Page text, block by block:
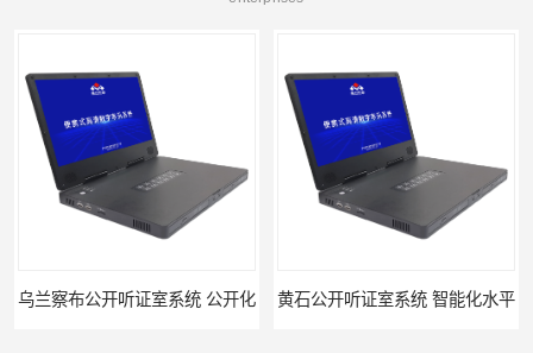
乌兰察布公开听证室系统 公开化 黄石公开听证室系统 智能化水平